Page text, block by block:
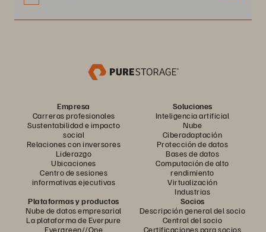
Empresa
Carreras profesionales
Sustentabilidad e impacto
social
Relaciones con inversores
Liderazgo
Ubicaciones
Centro de sesiones
informativas ejecutivas
Soluciones
Inteligencia artificial
Nube
Ciberadaptación
Protección de datos
Bases de datos
Computación de alto
rendimiento
Virtualización
Industrias
Plataformas y productos
Nube de datos empresarial
La plataforma de Everpure
Evergreen//One
Socios
Descripción general del socio
Central del socio
Certificaciones para socios